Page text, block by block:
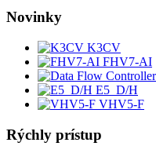
Novinky
K3CV
FHV7-AI
E5_D/H
VHV5-F
Rýchly prístup